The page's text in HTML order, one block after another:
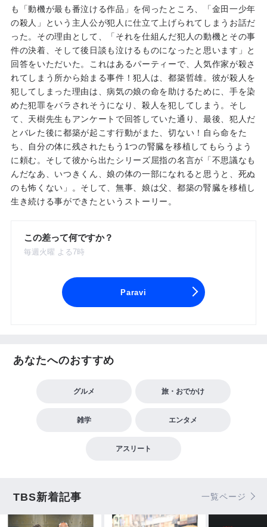
も「動機が最も番泣ける作品」を伺ったところ、「金田一少年
の殺人」という主人公が犯人に仕立て上げられてしまうお話だ
った。その理由として、「それを仕組んだ犯人の動機とその事
件の決着、そして後日談も泣けるものになったと思います」と
回答をいただいた。これはあるパーティーで、人気作家が殺さ
れてしまう所から始まる事件！犯人は、都築哲雄。彼が殺人を
犯してしまった理由は、病気の娘の命を助けるために、手を染
めた犯罪をバラされそうになり、殺人を犯してしまう。そし
て、天樹先生もアンケートで回答していた通り、最後、犯人だ
とバレた後に都築が起こす行動がまた、切ない！自ら命をた
ち、自分の体に残されたもう1つの腎臓を移植してもらうよう
に頼む。そして彼から出たシリーズ屈指の名言が「不思議なも
んだなあ、いつきくん、娘の体の一部になれると思うと、死ぬ
のも怖くない」。そして、無事、娘は父、都築の腎臓を移植し
生き続ける事ができたというストーリー。
この差って何ですか？
毎週火曜 よる7時
Paravi
あなたへのおすすめ
グルメ 旅・おでかけ
雑学 エンタメ
アスリート
TBS新着記事 一覧ページ